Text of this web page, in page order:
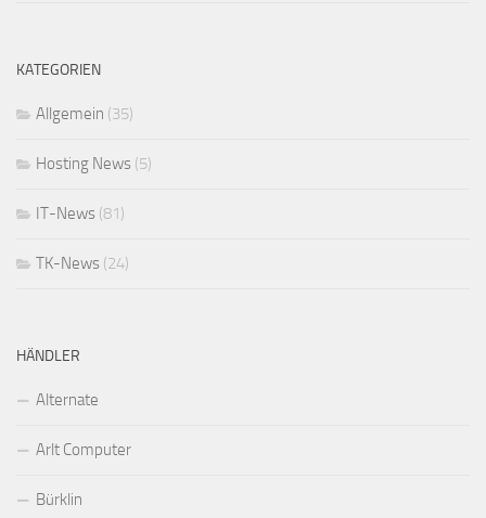
KATEGORIEN
Allgemein (35)
Hosting News (5)
IT-News (81)
TK-News (24)
HÄNDLER
Alternate
Arlt Computer
Bürklin